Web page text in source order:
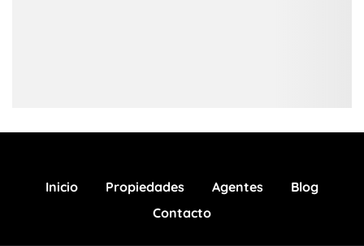
Inicio Propiedades Agentes
Blog
Contacto